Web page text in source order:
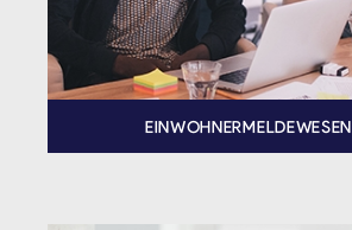
EINWOHNERMELDEWESEN